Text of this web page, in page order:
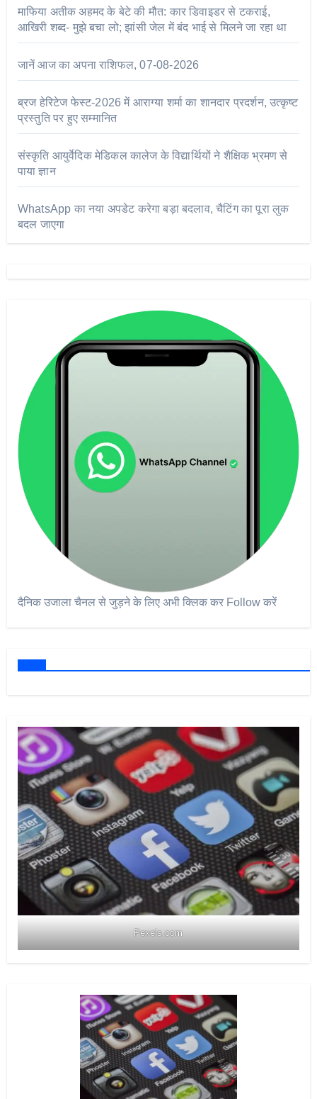
माफिया अतीक अहमद के बेटे की मौत: कार डिवाइडर से टकराई,
आखिरी शब्द- मुझे बचा लो; झांसी जेल में बंद भाई से मिलने जा रहा था
जानें आज का अपना राशिफल, 07-08-2026
ब्रज हेरिटेज फेस्ट-2026 में आराग्या शर्मा का शानदार प्रदर्शन, उत्कृष्ट
प्रस्तुति पर हुए सम्मानित
संस्कृति आयुर्वेदिक मेडिकल कालेज के विद्यार्थियों ने शैक्षिक भ्रमण से
पाया ज्ञान
WhatsApp का नया अपडेट करेगा बड़ा बदलाव, चैटिंग का पूरा लुक
बदल जाएगा
दैनिक उजाला चैनल से जुड़ने के लिए अभी क्लिक कर Follow करें
Pexels.com